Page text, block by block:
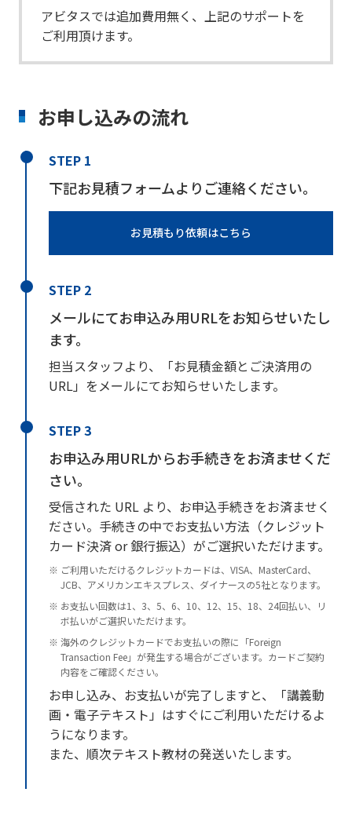
アビタスでは追加費用無く、上記のサポートを
ご利用頂けます。
お申し込みの流れ
STEP 1
下記お見積フォームよりご連絡ください。
お見積もり依頼はこちら
STEP 2
メールにてお申込み用URLをお知らせいたし
ます。
担当スタッフより、「お見積金額とご決済用の
URL」をメールにてお知らせいたします。
STEP 3
お申込み用URLからお手続きをお済ませくだ
さい。
受信された URL より、お申込手続きをお済ませく
ださい。手続きの中でお支払い方法（クレジット
カード決済 or 銀行振込）がご選択いただけます。
ご利用いただけるクレジットカードは、VISA、MasterCard、
JCB、アメリカンエキスプレス、ダイナースの5社となります。
お支払い回数は1、3、5、6、10、12、15、18、24回払い、リ
ボ払いがご選択いただけます。
海外のクレジットカードでお支払いの際に「Foreign
Transaction Fee」が発生する場合がございます。カードご契約
内容をご確認ください。
お申し込み、お支払いが完了しますと、「講義動
画・電子テキスト」はすぐにご利用いただけるよ
うになります。
また、順次テキスト教材の発送いたします。